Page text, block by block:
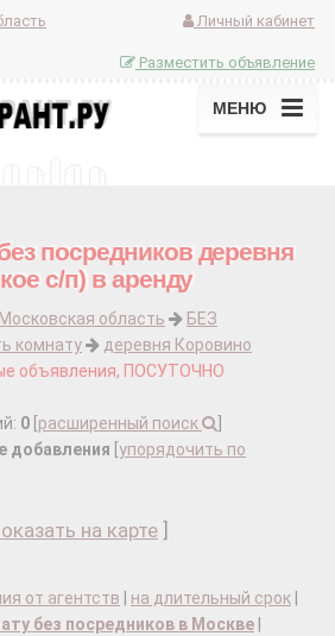
Личный кабинет
Разместить объявление
МЕНЮ
посредников деревня
с/п) в аренду
Московская область
БЕЗ
комнату
деревня Коровино
объявления, ПОСУТОЧНО
0 расширенный поиск
добавления упорядочить по
на карте
от агентств на длительный срок
без посредников в Москве